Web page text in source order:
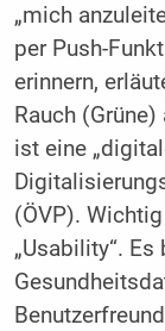
„mich
per Push-
erinnern,
Rauch
ist eine
(ÖVP).
„Usability“.